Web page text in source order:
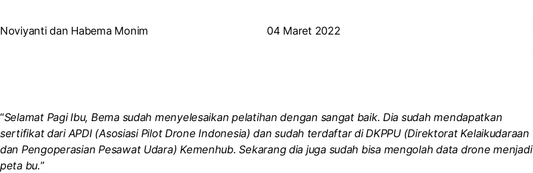
Noviyanti dan Habema Monim 04 Maret 2022
“Selamat Pagi Ibu, Bema sudah menyelesaikan pelatihan dengan sangat baik. Dia sudah mendapatkan
sertifikat dari APDI (Asosiasi Pilot Drone Indonesia) dan sudah terdaftar di DKPPU (Direktorat Kelaikudaraan
dan Pengoperasian Pesawat Udara) Kemenhub. Sekarang dia juga sudah bisa mengolah data drone menjadi
peta bu.”